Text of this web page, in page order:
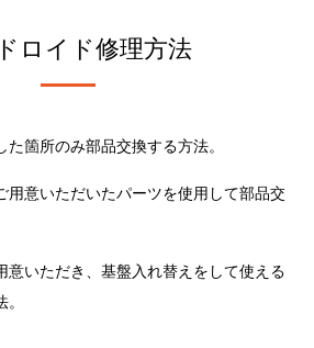
ロイド修理方法
た箇所のみ部品交換する方法。
用意いただいたパーツを使用して部品交
意いただき、基盤入れ替えをして使える